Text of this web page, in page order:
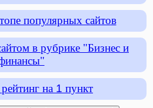
популярных сайтов
в рубрике "Бизнес и
на 1 пункт